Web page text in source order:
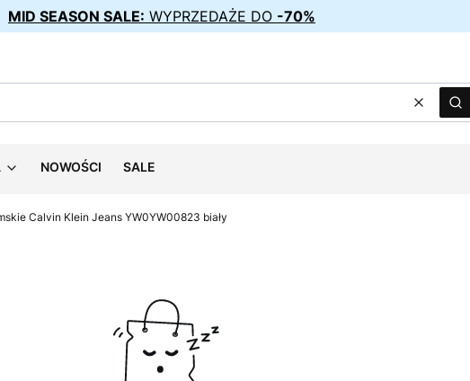
MID SEASON SALE: WYPRZEDAŻE DO -70%
Wyczyść
NOWOŚCI SALE
Calvin Klein Jeans YW0YW00823 biały